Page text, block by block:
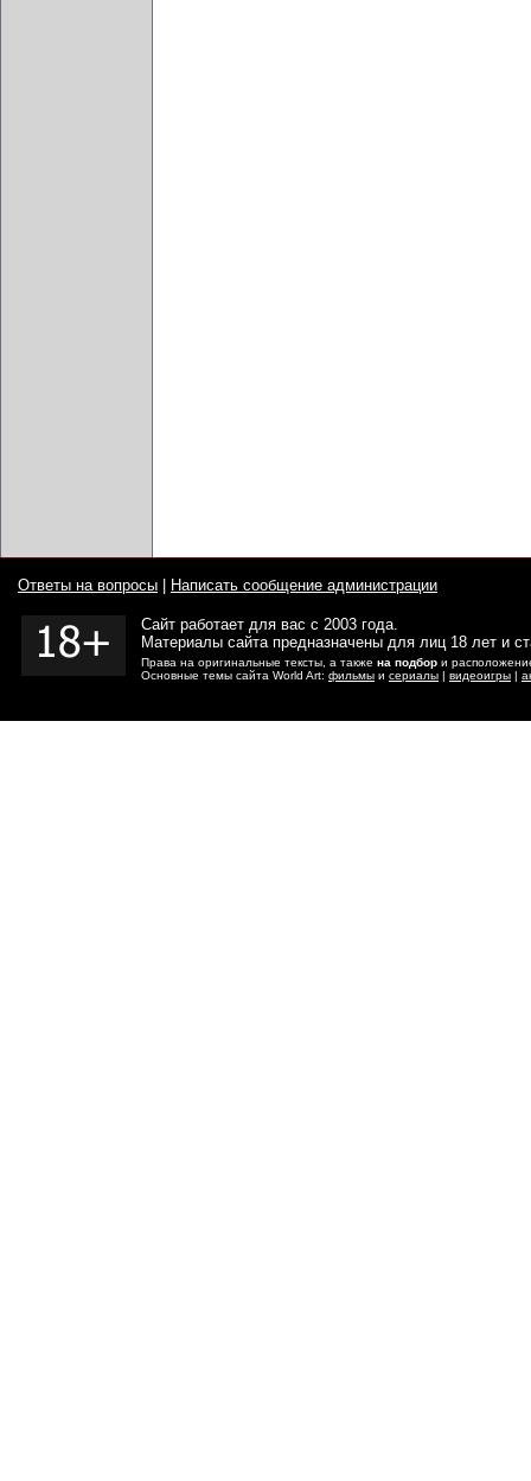
Ответы на вопросы Написать сообщение администрации
Сайт работает для вас с 2003 года.
Материалы сайта предназначены для лиц 18 лет и
Права на оригинальные тексты, а также на подбор и
Основные темы сайта World Art: фильмы и сериалы | видеоигры |